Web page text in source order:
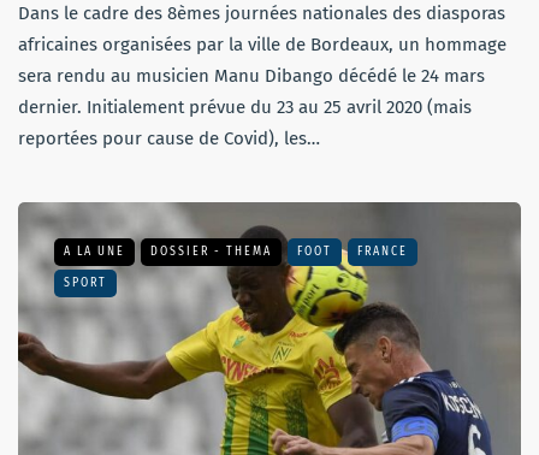
Dans le cadre des 8èmes journées nationales des diasporas
africaines organisées par la ville de Bordeaux, un hommage
sera rendu au musicien Manu Dibango décédé le 24 mars
dernier. Initialement prévue du 23 au 25 avril 2020 (mais
reportées pour cause de Covid), les…
A LA UNE DOSSIER - THEMA FOOT FRANCE
SPORT